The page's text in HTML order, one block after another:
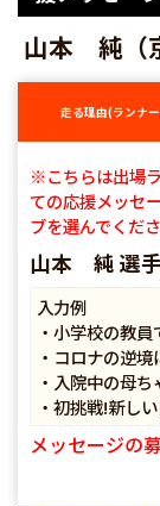
山本 純（
走る理由(ランナ
※こちらは出場
ての応援メッセ
ブを選んでくださ
山本 純 選
入力例
・小学校の教
・コロナの逆
・入院中の母
・初挑戦!新し
メッセージの